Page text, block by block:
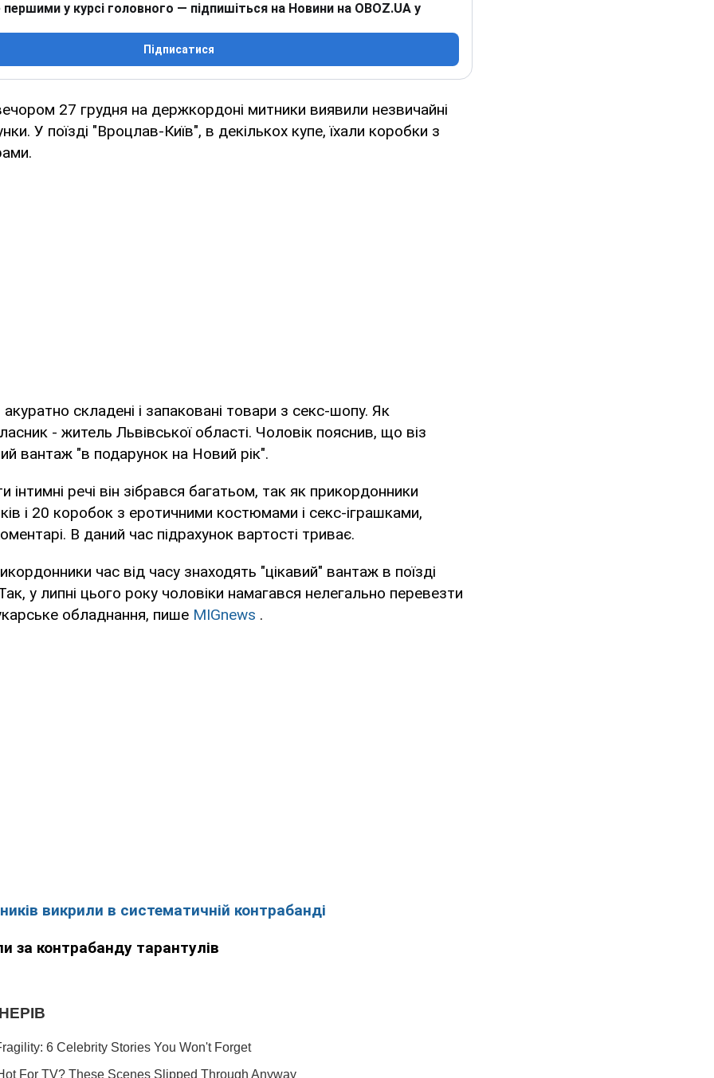
у курсі головного — підпишіться на Новини на OBOZ.UA у
Підписатися
27 грудня на держкордоні митники виявили незвичайні
У поїзді "Вроцлав-Київ", в декількох купе, їхали коробки з
складені і запаковані товари з секс-шопу. Як
- житель Львівської області. Чоловік пояснив, що віз
вантаж "в подарунок на Новий рік".
інтимні речі він зібрався багатьом, так як прикордонники
і 20 коробок з еротичними костюмами і секс-іграшками,
В даний час підрахунок вартості триває.
час від часу знаходять "цікавий" вантаж в поїзді
у липні цього року чоловіки намагався нелегально перевезти
обладнання, пише MIGnews .
викрили в систематичній контрабанді
за контрабанду тарантулів